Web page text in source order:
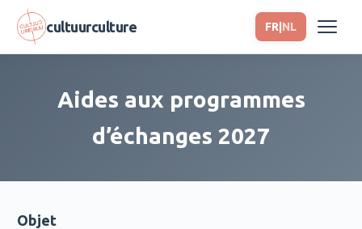
Aller au contenu principal
cultuurculture
L’accord de coopération culturelle
La plateforme de coopération
Aides aux programmes d’échanges
FR NL
Aides aux programmes
d’échanges 2027
Objet